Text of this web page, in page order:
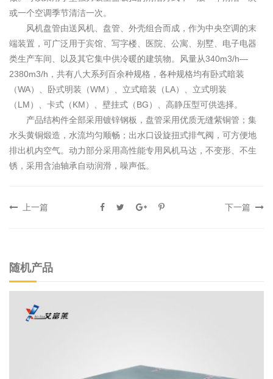
或一个空调季节清洁一次。
风机盘管由送风机、盘管、外壳组合而成，作为中央空调的末
端装置，可广泛用于宾馆、写字楼、医院、公寓、别墅、电子电器
类生产车间、以及其它集中供冷暖的建筑物。风量从340m3/h—
2380m3/h，共有八大系列百余种规格，各种规格均有卧式暗装
（WA）、卧式明装（WM）、立式暗装（LA）、立式明装
（LM）、卡式（KM）、壁挂式（BG）、高静压型可供选择。
产品结构件全部采用镀锌钢板，盘管采用优质无缝紫铜管；集
水头黄铜煅造，水流均匀顺畅；出水口设旋扭式排气阀，可方便地
排出机内空气。动力部分采用高性能专用风机马达，不变形、不生
锈，采用含油轴承自动润滑，噪声低。
上一篇 下一篇
随机产品